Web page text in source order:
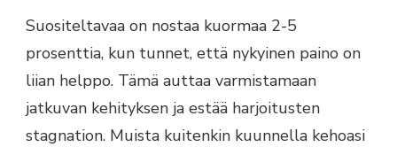
Suositeltavaa on nostaa kuormaa 2-5
prosenttia, kun tunnet, että nykyinen paino on
liian helppo. Tämä auttaa varmistamaan
jatkuvan kehityksen ja estää harjoitusten
stagnation. Muista kuitenkin kuunnella kehoasi